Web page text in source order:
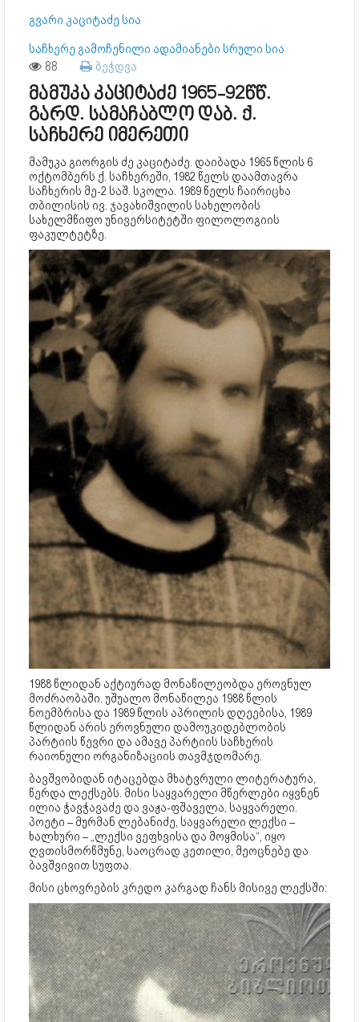
გვარი კაციტაძე სია
საჩხერე გამოჩენილი ადამიანები სრული სია
88 ბეჭდვა
მამუკა კაციტაძე 1965-92წწ.
გარდ. სამაჩაბლო დაბ. ქ.
საჩხერე იმერეთი
მამუკა გიორგის ძე კაციტაძე. დაიბადა 1965 წლის 6
ოქტომბერს ქ. საჩხერეში, 1982 წელს დაამთავრა
საჩხერის მე-2 საშ. სკოლა. 1989 წელს ჩაირიცხა
თბილისის ივ. ჯავახიშვილის სახელობის
სახელმწიფო უნივერსიტეტში ფილოლოგიის
ფაკულტეტზე.
1988 წლიდან აქტიურად მონაწილეობდა ეროვნულ
მოძრაობაში. უშუალო მონაწილეა 1988 წლის
ნოემბრისა და 1989 წლის აპრილის დღეებისა, 1989
წლიდან არის ეროვნული დამოუკიდებლობის
პარტიის წევრი და ამავე პარტიის საჩხერის
რაიონული ორგანიზაციის თავმჯდომარე.
ბავშვობიდან იტაცებდა მხატვრული ლიტერატურა,
წერდა ლექსებს. მისი საყვარელი მწერლები იყვნენ
ილია ჭავჭავაძე და ვაჟა-ფშაველა, საყვარელი.
პოეტი – მურმან ლებანიძე, საყვარელი ლექსი –
ხალხური – „ლექსი ვეფხვისა და მოყმისა“, იყო
ღვთისმორწმუნე, საოცრად კეთილი, მეოცნებე და
ბავშვივით სუფთა.
მისი ცხოვრების კრედო კარგად ჩანს მისივე ლექსში: